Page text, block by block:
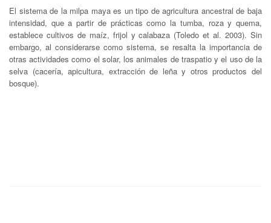
El sistema de la milpa maya es un tipo de agricultura ancestral de baja
intensidad, que a partir de prácticas como la tumba, roza y quema,
establece cultivos de maíz, frijol y calabaza (Toledo et al. 2003). Sin
embargo, al considerarse como sistema, se resalta la importancia de
otras actividades como el solar, los animales de traspatio y el uso de la
selva (cacería, apicultura, extracción de leña y otros productos del
bosque).